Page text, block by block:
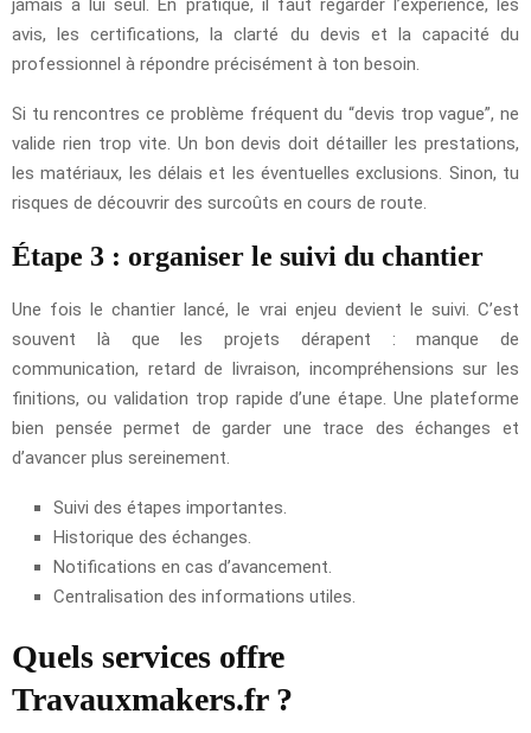
avis, les certifications, la clarté du devis et la capacité du
professionnel à répondre précisément à ton besoin.
Si tu rencontres ce problème fréquent du “devis trop vague”, ne
valide rien trop vite. Un bon devis doit détailler les prestations,
les matériaux, les délais et les éventuelles exclusions. Sinon, tu
risques de découvrir des surcoûts en cours de route.
Étape 3 : organiser le suivi du chantier
Une fois le chantier lancé, le vrai enjeu devient le suivi. C’est
souvent là que les projets dérapent : manque de
communication, retard de livraison, incompréhensions sur les
finitions, ou validation trop rapide d’une étape. Une plateforme
bien pensée permet de garder une trace des échanges et
d’avancer plus sereinement.
Suivi des étapes importantes.
Historique des échanges.
Notifications en cas d’avancement.
Centralisation des informations utiles.
Quels services offre
Travauxmakers.fr ?